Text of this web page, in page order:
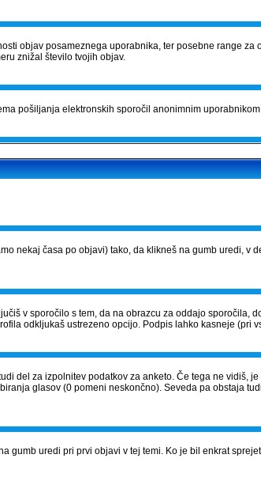
objav posameznega uporabnika, ter posebne range za
znižal število tvojih objav.
pošiljanja elektronskih sporočil anonimnim
nekaj časa po objavi) tako, da klikneš na gumb uredi, v
v sporočilo s tem, da na obrazcu za oddajo sporočila,
odkljukaš ustrezeno opcijo. Podpis lahko kasneje (pri
del za izpolnitev podatkov za anketo. Če tega ne vidiš,
glasov (0 pomeni neskončno). Seveda pa obstaja
gumb uredi pri prvi objavi v tej temi. Ko je bil enkrat